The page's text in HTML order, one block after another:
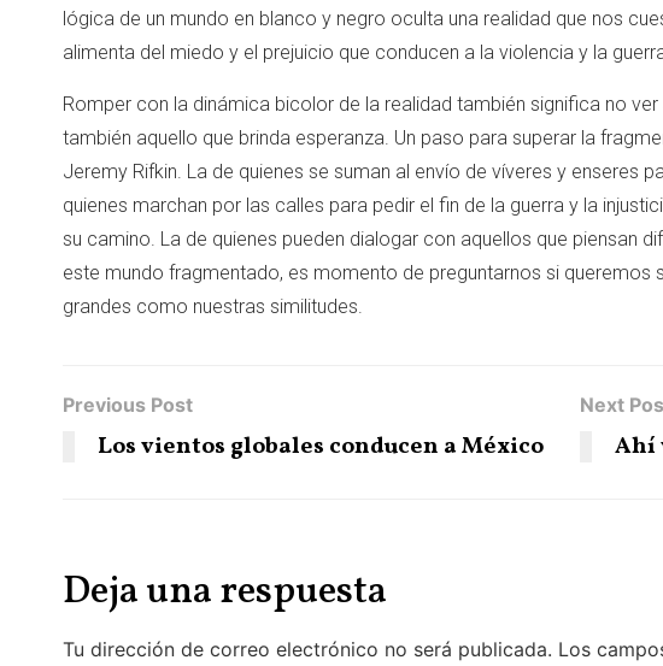
lógica de un mundo en blanco y negro oculta una realidad que nos
alimenta del miedo y el prejuicio que conducen a la violencia y la
Romper con la dinámica bicolor de la realidad también significa no
también aquello que brinda esperanza. Un paso para superar la
Jeremy Rifkin. La de quienes se suman al envío de víveres y enseres
quienes marchan por las calles para pedir el fin de la guerra y la
su camino. La de quienes pueden dialogar con aquellos que piensan
este mundo fragmentado, es momento de preguntarnos si
grandes como nuestras similitudes.
Previous Post
Los vientos globales conducen a México
Next
Ahí
Deja una respuesta
Tu dirección de correo electrónico no será publicada. Los